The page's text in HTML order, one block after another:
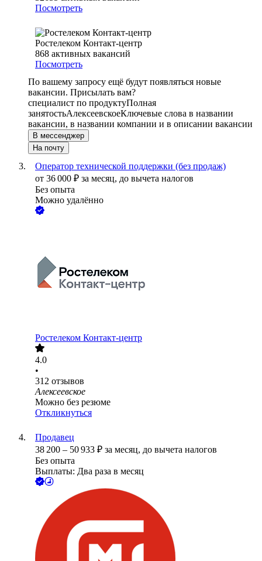
Посмотреть
Ростелеком Контакт-центр
868 активных вакансий
Посмотреть
По вашему запросу ещё будут появляться новые
вакансии. Присылать вам?
специалист по продуктуПолная
занятостьАлексеевскоеКлючевые слова в названии
вакансии, в названии компании и в описании вакансии
В мессенджер
На почту
Оператор технической поддержки (без продаж)
от 36 000 ₽ за месяц, до вычета налогов
Без опыта
Можно удалённо
Ростелеком Контакт-центр
4.0
•
312 отзывов
Алексеевское
Можно без резюме
Откликнуться
Продавец
38 200 – 50 933 ₽ за месяц, до вычета налогов
Без опыта
Выплаты: Два раза в месяц